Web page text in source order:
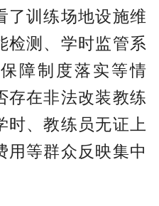
了训练场地设施维
检测、学时监管系
障制度落实等情
存在非法改装教练
时、教练员无证上
用等群众反映集中